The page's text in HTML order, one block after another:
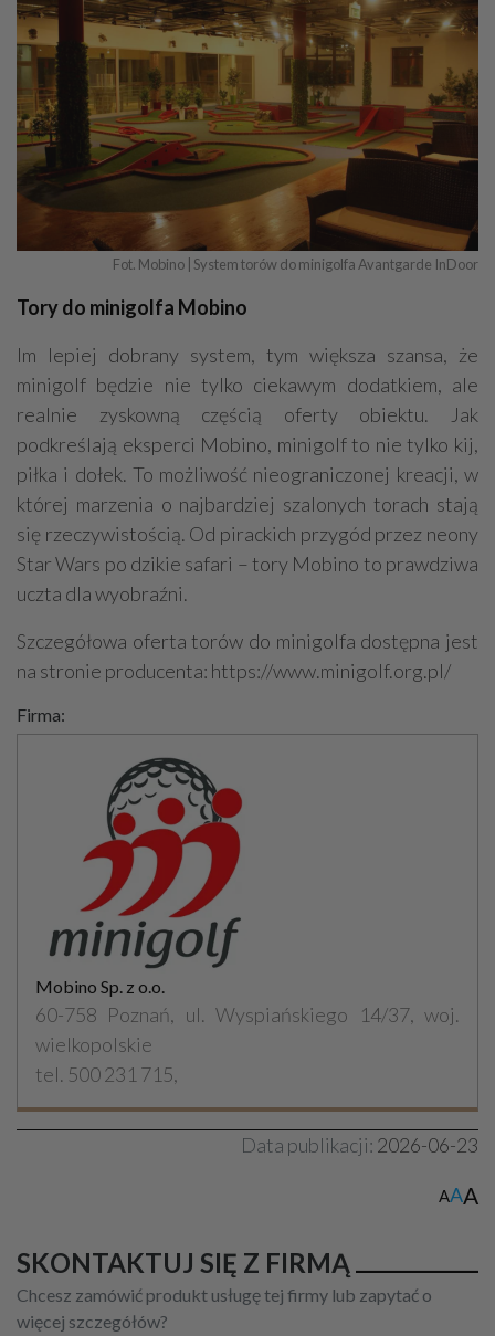
Fot. Mobino | System torów do minigolfa Avantgarde InDoor
Tory do minigolfa Mobino
Im lepiej dobrany system, tym większa szansa, że
minigolf będzie nie tylko ciekawym dodatkiem, ale
realnie zyskowną częścią oferty obiektu. Jak
podkreślają eksperci Mobino, minigolf to nie tylko kij,
piłka i dołek. To możliwość nieograniczonej kreacji, w
której marzenia o najbardziej szalonych torach stają
się rzeczywistością. Od pirackich przygód przez neony
Star Wars po dzikie safari – tory Mobino to prawdziwa
uczta dla wyobraźni.
Szczegółowa oferta torów do minigolfa dostępna jest
na stronie producenta: https://www.minigolf.org.pl/
Firma:
Mobino Sp. z o.o.
60-758 Poznań, ul. Wyspiańskiego 14/37, woj.
wielkopolskie
tel. 500 231 715,
Data publikacji: 2026-06-23
AAA
SKONTAKTUJ SIĘ Z FIRMĄ
Chcesz zamówić produkt usługę tej firmy lub zapytać o
więcej szczegółów?